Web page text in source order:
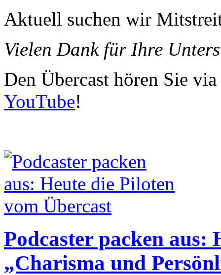
Aktuell suchen wir
Vielen Dank für Ihre
Den Übercast hören Sie via
YouTube!
Podcaster packen aus:
„Charisma und